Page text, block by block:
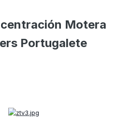
Motera
Portugalete